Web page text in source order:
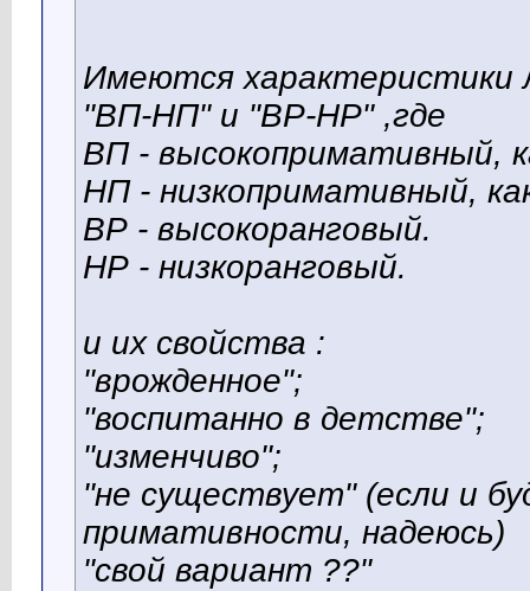
Имеются характеристики
"ВП-НП" и "ВР-НР" ,где
ВП - высокопримативный,
НП - низкопримативный,
ВР - высокоранговый.
НР - низкоранговый.
и их свойства :
"врожденное";
"воспитанно в детстве";
"изменчиво";
"не существует" (если и
примативности, надеюсь)
"свой вариант ??"